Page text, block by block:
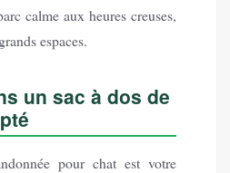
calme aux heures creuses,
espaces.
un sac à dos de
pour chat est votre